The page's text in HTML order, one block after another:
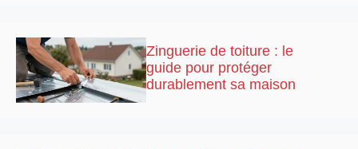
Zinguerie de toiture : le
guide pour protéger
durablement sa maison